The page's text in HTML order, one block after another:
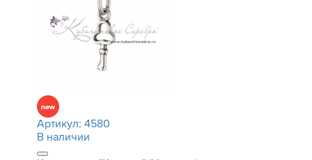
Артикул: 4580
В наличии